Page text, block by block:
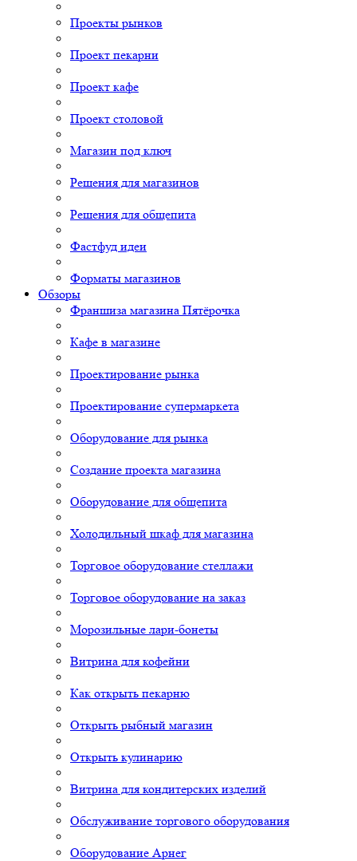
Проекты рынков
Проект пекарни
Проект кафе
Проект столовой
Магазин под ключ
Решения для магазинов
Решения для общепита
Фастфуд идеи
Форматы магазинов
Обзоры
Франшиза магазина Пятёрочка
Кафе в магазине
Проектирование рынка
Проектирование супермаркета
Оборудование для рынка
Создание проекта магазина
Оборудование для общепита
Холодильный шкаф для магазина
Торговое оборудование стеллажи
Торговое оборудование на заказ
Морозильные лари-бонеты
Витрина для кофейни
Как открыть пекарню
Открыть рыбный магазин
Открыть кулинарию
Витрина для кондитерских изделий
Обслуживание торгового оборудования
Оборудование Арнег